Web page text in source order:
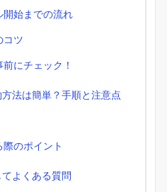
開始までの流れ
コツ
にチェック！
法は簡単？手順と注意点
のポイント
よくある質問